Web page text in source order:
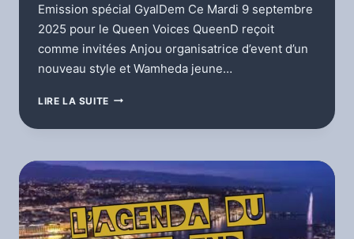
Emission spécial GyalDem Ce Mardi 9 septembre
2025 pour le Queen Voices QueenD reçoit
comme invitées Anjou organisatrice d’event d’un
nouveau style et Wamheda jeune…
LIRE LA SUITE QUEEN